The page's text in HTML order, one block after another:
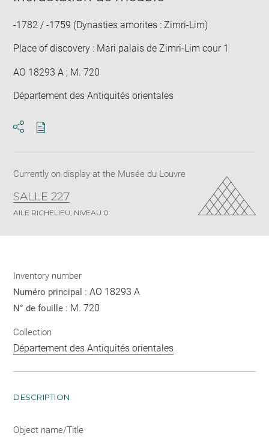
-1782 / -1759 (Dynasties amorites : Zimri-Lim)
Place of discovery : Mari palais de Zimri-Lim cour 1
AO 18293 A ; M. 720
Département des Antiquités orientales
Currently on display at the Musée du Louvre
SALLE 227
AILE RICHELIEU, NIVEAU 0
Inventory number
Numéro principal :AO 18293 A
N° de fouille : M. 720
Collection
Département des Antiquités orientales
DESCRIPTION
Object name/Title